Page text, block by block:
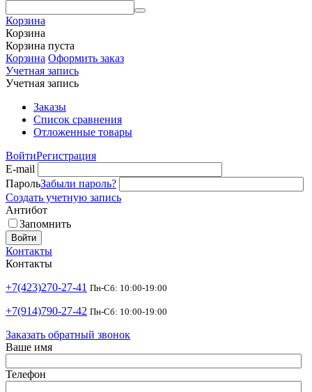
Корзина
Корзина
Корзина пуста
Корзина Оформить заказ
Учетная запись
Учетная запись
Заказы
Список сравнения
Отложенные товары
ВойтиРегистрация
E-mail
ПарольЗабыли пароль?
Создать учетную запись
Антибот
Запомнить
Войти
Контакты
Контакты
+7(423)270-27-41 Пн-Сб: 10:00-19:00
+7(914)790-27-42 Пн-Сб: 10:00-19:00
Заказать обратный звонок
Ваше имя
Телефон